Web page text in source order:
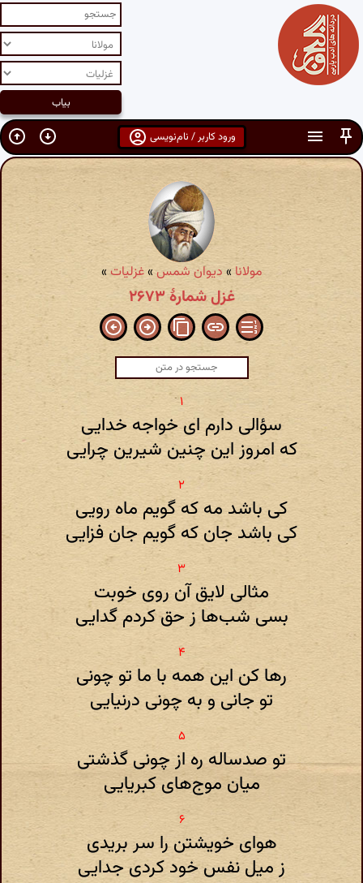
ورود کاربر / نام‌نویسی
مولانا » دیوان شمس»غزلیات »
غزل شمارهٔ ۲۶۷۳
سؤالی دارم ای خواجه خدایی
که امروز این چنین شیرین چرایی
کی باشد مه که گویم ماه رویی
کی باشد جان که گویم جان فزایی
مثالی لایق آن روی خوبت
بسی شب‌ها ز حق کردم گدایی
رها کن این همه با ما تو چونی
تو جانی و به چونی درنیایی
تو صدساله ره از چونی گذشتی
میان موج‌های کبریایی
هوای خویشتن را سر بریدی
ز میل نفس خود کردی جدایی